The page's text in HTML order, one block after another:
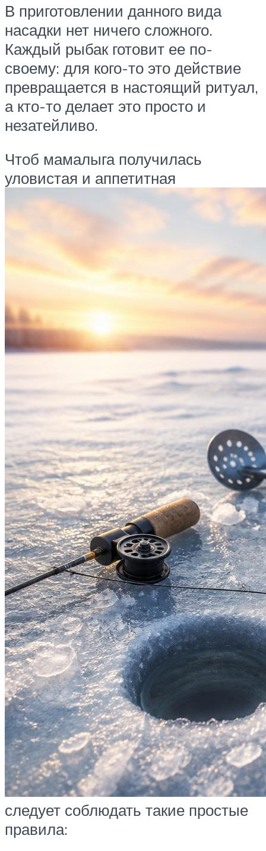
В приготовлении данного вида
насадки нет ничего сложного.
Каждый рыбак готовит ее по-
своему: для кого-то это действие
превращается в настоящий ритуал,
а кто-то делает это просто и
незатейливо.
Чтоб мамалыга получилась
уловистая и аппетитная
следует соблюдать такие простые
правила: